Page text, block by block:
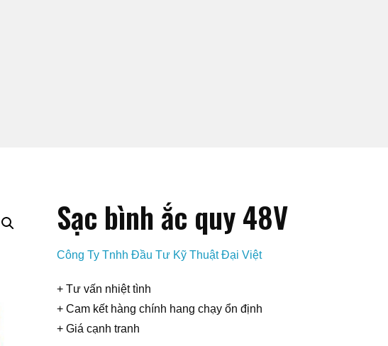
Sạc bình ắc quy 48V
Công Ty Tnhh Đầu Tư Kỹ Thuật Đại Việt
+ Tư vấn nhiệt tình
+ Cam kết hàng chính hang chạy ổn định
+ Giá cạnh tranh